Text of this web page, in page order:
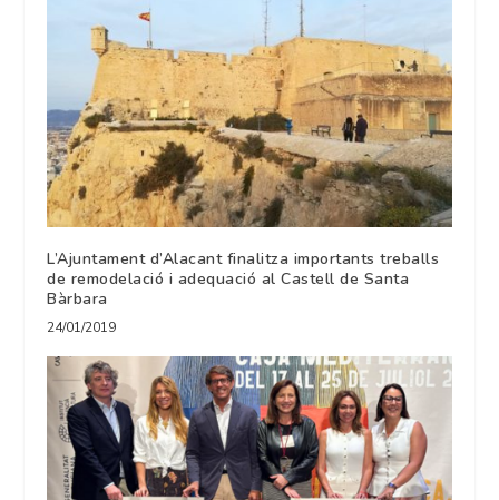
L’Ajuntament d’Alacant finalitza importants treballs
de remodelació i adequació al Castell de Santa
Bàrbara
24/01/2019